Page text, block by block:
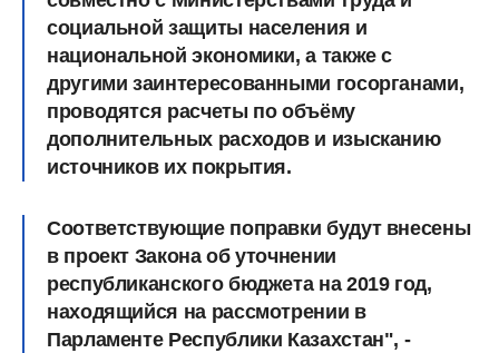
социальной защиты населения и
национальной экономики, а также с
другими заинтересованными госорганами,
проводятся расчеты по объёму
дополнительных расходов и изысканию
источников их покрытия.
Соответствующие поправки будут внесены
в проект Закона об уточнении
республиканского бюджета на 2019 год,
находящийся на рассмотрении в
Парламенте Республики Казахстан", -